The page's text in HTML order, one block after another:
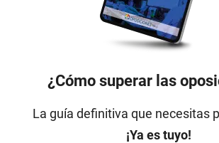
¿Cómo superar las
La guía definitiva que necesitas
¡Ya es tuyo!